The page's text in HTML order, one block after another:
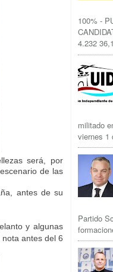
será, por
de las
antes de su
y algunas
antes del 6
100% -
4.232
militado
viernes 1
Partido